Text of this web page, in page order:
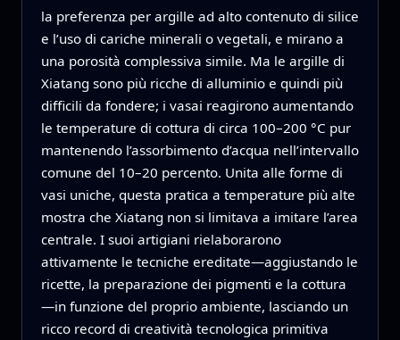
la preferenza per argille ad alto contenuto di silice
e l’uso di cariche minerali o vegetali, e mirano a
una porosità complessiva simile. Ma le argille di
Xiatang sono più ricche di alluminio e quindi più
difficili da fondere; i vasai reagirono aumentando
le temperature di cottura di circa 100–200 °C pur
mantenendo l’assorbimento d’acqua nell’intervallo
comune del 10–20 percento. Unita alle forme di
vasi uniche, questa pratica a temperature più alte
mostra che Xiatang non si limitava a imitare l’area
centrale. I suoi artigiani rielaborarono
attivamente le tecniche ereditate—aggiustando le
ricette, la preparazione dei pigmenti e la cottura
—in funzione del proprio ambiente, lasciando un
ricco record di creatività tecnologica primitiva